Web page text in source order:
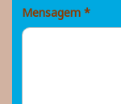
Mensagem *